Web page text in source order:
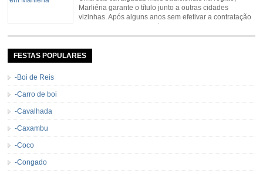
Marliéria garante o título junto a outras cidades
vizinhas. Após alguns anos sem efetivar a contratação
de grandes nomes da música sertaneja, em 2011 a
Cavalgada de Marliéria voltou, e não deixou dúvidas de que sua tradição
de […]
FESTAS POPULARES
-Boi de Reis
-Carro de boi
-Cavalhada
-Caxambu
-Coco
-Congado